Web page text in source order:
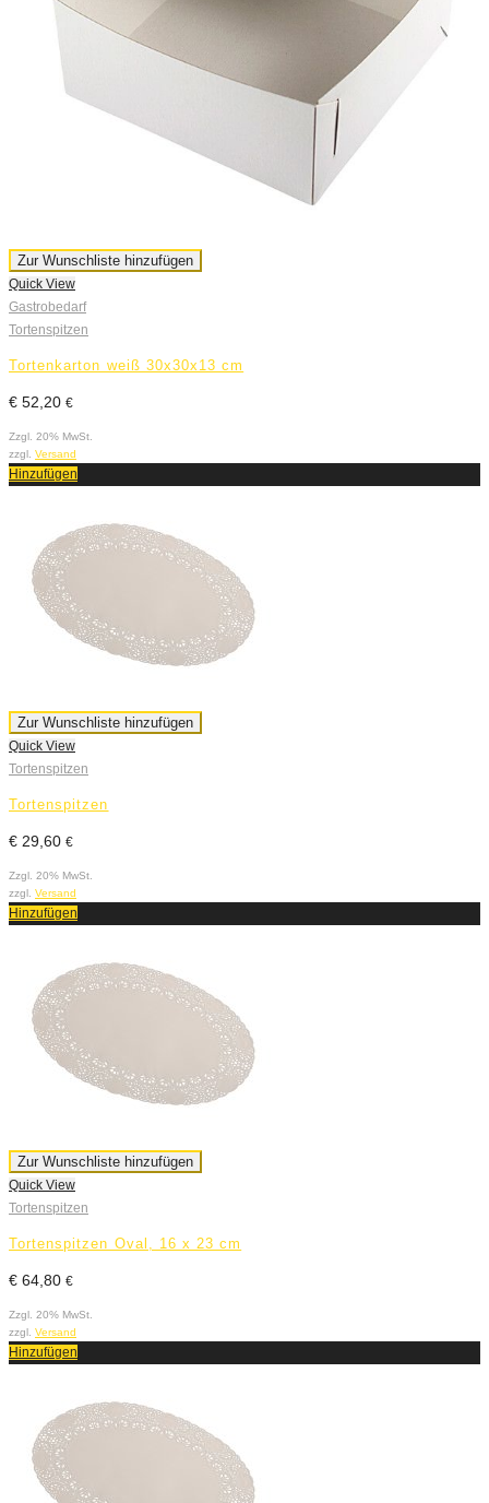
Zur Wunschliste hinzufügen
Quick View
Gastrobedarf
Tortenspitzen
Tortenkarton weiß 30x30x13 cm
€ 52,20 €
Zzgl. 20% MwSt.
zzgl. Versand
Hinzufügen
Zur Wunschliste hinzufügen
Quick View
Tortenspitzen
Tortenspitzen
€ 29,60 €
Zzgl. 20% MwSt.
zzgl. Versand
Hinzufügen
Zur Wunschliste hinzufügen
Quick View
Tortenspitzen
Tortenspitzen Oval, 16 x 23 cm
€ 64,80 €
Zzgl. 20% MwSt.
zzgl. Versand
Hinzufügen